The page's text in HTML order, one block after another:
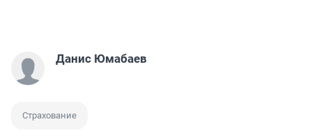
Данис Юмабаев
Страхование